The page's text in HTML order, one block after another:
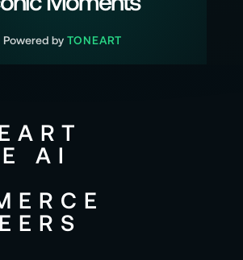
EOS R5 C
35mm Vollformat-Kameras
T1.5 L Objektiv
Powered by TONEART